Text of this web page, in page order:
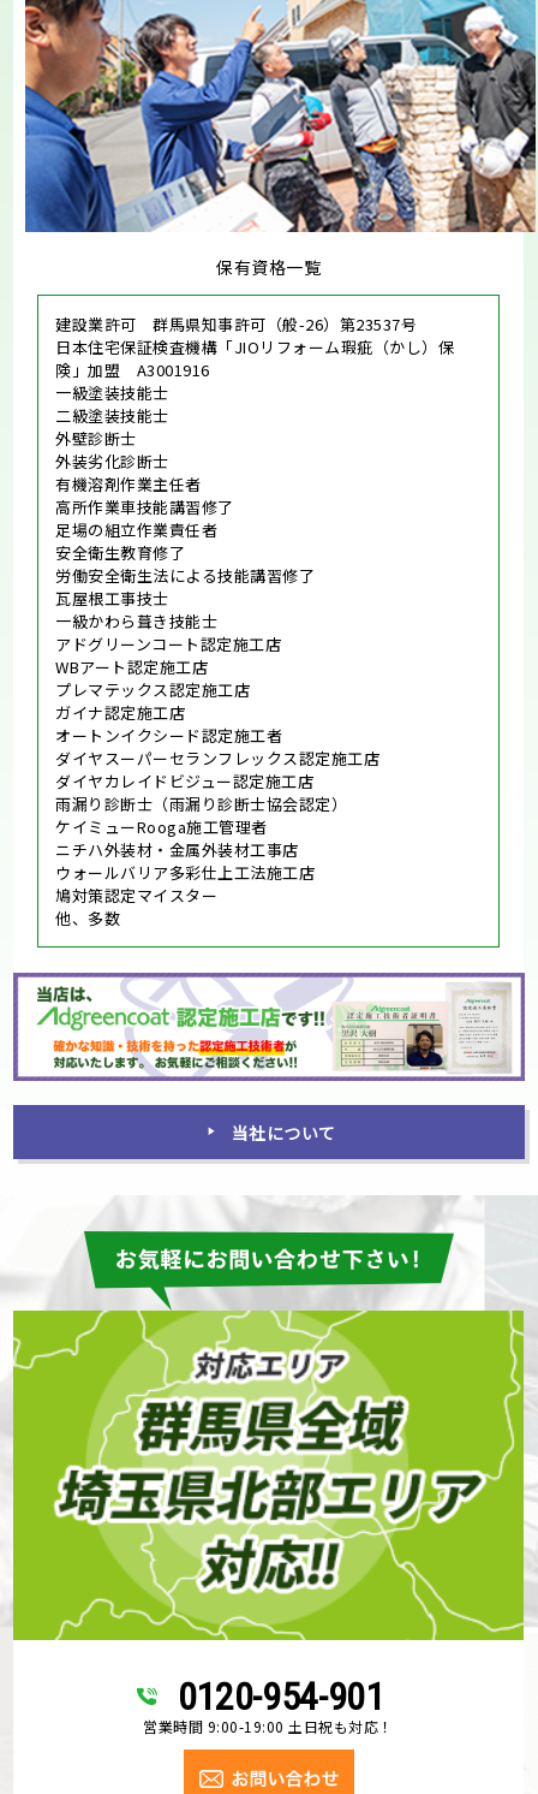
保有資格一覧
建設業許可 群馬県知事許可（般-26）第23537号
日本住宅保証検査機構「JIOリフォーム瑕疵（かし）保
険」加盟 A3001916
一級塗装技能士
二級塗装技能士
外壁診断士
外装劣化診断士
有機溶剤作業主任者
高所作業車技能講習修了
足場の組立作業責任者
安全衛生教育修了
労働安全衛生法による技能講習修了
瓦屋根工事技士
一級かわら葺き技能士
アドグリーンコート認定施工店
WBアート認定施工店
プレマテックス認定施工店
ガイナ認定施工店
オートンイクシード認定施工者
ダイヤスーパーセランフレックス認定施工店
ダイヤカレイドビジュー認定施工店
雨漏り診断士（雨漏り診断士協会認定）
ケイミューRooga施工管理者
ニチハ外装材・金属外装材工事店
ウォールバリア多彩仕上工法施工店
鳩対策認定マイスター
他、多数
当社について
0120-954-901
営業時間 9:00-19:00 土日祝も対応！